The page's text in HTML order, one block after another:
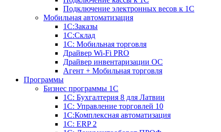
Подключение электронных весов к 1С
Мобильная автоматизация
1С:Заказы
1С:Склад
1С: Мобильная торговля
Драйвер Wi-Fi PRO
Драйвер инвентаризации ОС
Агент + Мобильная торговля
Программы
Бизнес программы 1С
1С: Бухгалтерия 8 для Латвии
1С: Управление торговлей 10
1C:Комплексная автоматизация
1С: ERP 2